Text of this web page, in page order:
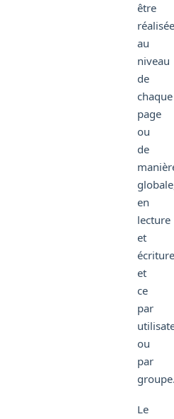
être
réalisée
au
niveau
de
chaque
page
ou
de
en
lecture
et
et
ce
par
ou
par
Le